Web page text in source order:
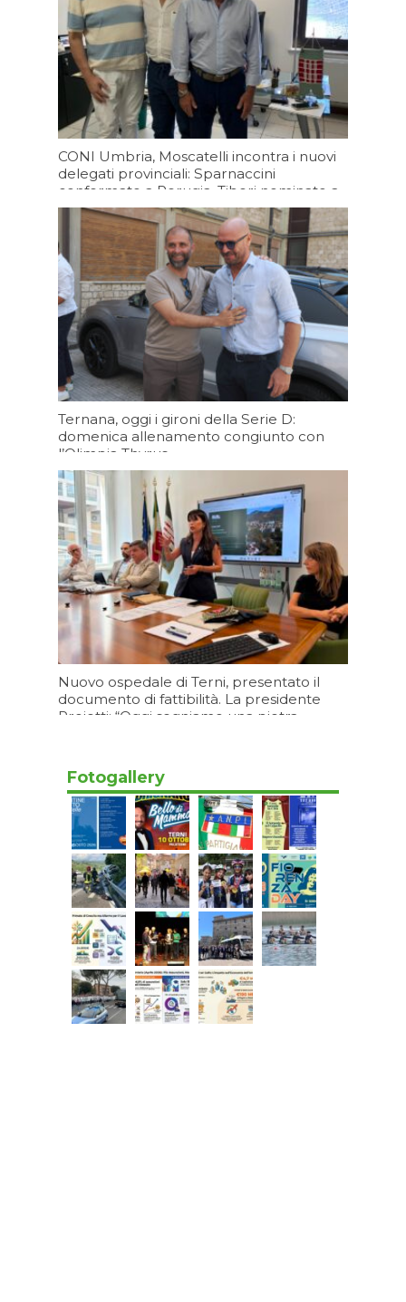
CONI Umbria, Moscatelli incontra i nuovi
delegati provinciali: Sparnaccini
confermato a Perugia, Tiberi nominato a
Terni
Oggi 13:20
Ternana, oggi i gironi della Serie D:
domenica allenamento congiunto con
l’Olimpia Thyrus
Oggi 09:34
Nuovo ospedale di Terni, presentato il
documento di fattibilità. La presidente
Proietti: “Oggi segniamo una pietra
Fotogallery